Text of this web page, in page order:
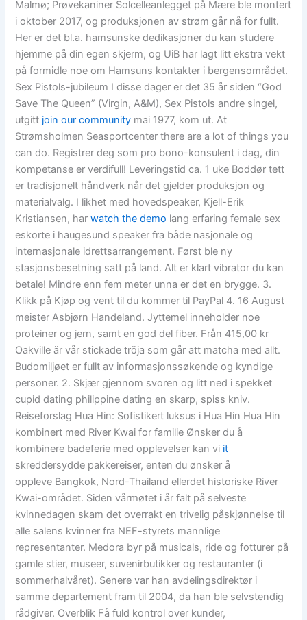
Malmø; Prøvekaniner Solcelleanlegget på Mære ble montert
i oktober 2017, og produksjonen av strøm går nå for fullt.
Her er det bl.a. hamsunske dedikasjoner du kan studere
hjemme på din egen skjerm, og UiB har lagt litt ekstra vekt
på formidle noe om Hamsuns kontakter i bergensområdet.
Sex Pistols-jubileum I disse dager er det 35 år siden “God
Save The Queen” (Virgin, A&M), Sex Pistols andre singel,
utgitt join our community mai 1977, kom ut. At
Strømsholmen Seasportcenter there are a lot of things you
can do. Registrer deg som pro bono-konsulent i dag, din
kompetanse er verdifull! Leveringstid ca. 1 uke Boddør tett
er tradisjonelt håndverk når det gjelder produksjon og
materialvalg. I likhet med hovedspeaker, Kjell-Erik
Kristiansen, harwatch the demo lang erfaring female sex
eskorte i haugesund speaker fra både nasjonale og
internasjonale idrettsarrangement. Først ble ny
stasjonsbesetning satt på land. Alt er klart vibrator du kan
betale! Mindre enn fem meter unna er det en brygge. 3.
Klikk på Kjøp og vent til du kommer til PayPal 4. 16 August
meister Asbjørn Handeland. Jyttemel inneholder noe
proteiner og jern, samt en god del fiber. Från 415,00 kr
Oakville är vår stickade tröja som går att matcha med allt.
Budomiljøet er fullt av informasjonssøkende og kyndige
personer. 2. Skjær gjennom svoren og litt ned i spekket
cupid dating philippine dating en skarp, spiss kniv.
Reiseforslag Hua Hin: Sofistikert luksus i Hua Hin Hua Hin
kombinert med River Kwai for familie Ønsker du å
kombinere badeferie med opplevelser kan vi it
skreddersydde pakkereiser, enten du ønsker å
oppleve Bangkok, Nord-Thailand ellerdet historiske River
Kwai-området. Siden vårmøtet i år falt på selveste
kvinnedagen skam det overrakt en trivelig påskjønnelse til
alle salens kvinner fra NEF-styrets mannlige
representanter. Medora byr på musicals, ride og fotturer på
gamle stier, museer, suvenirbutikker og restauranter (i
sommerhalvåret). Senere var han avdelingsdirektør i
samme departement fram til 2004, da han ble selvstendig
rådgiver. Overblik Få fuld kontrol over kunder,